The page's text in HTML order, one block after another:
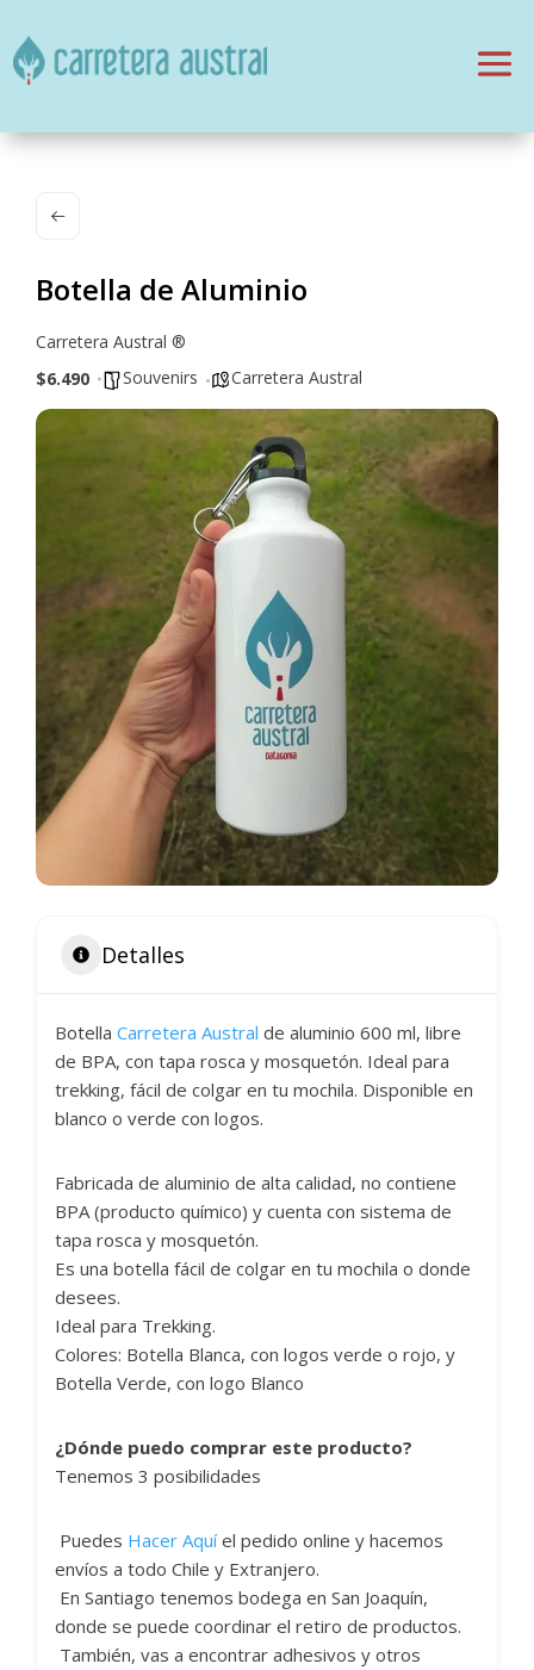
Botella de Aluminio
Carretera Austral ®
$6.490
Souvenirs Carretera Austral
Detalles
Botella Carretera Austral de aluminio 600 ml, libre
de BPA, con tapa rosca y mosquetón. Ideal para
trekking, fácil de colgar en tu mochila. Disponible en
blanco o verde con logos.
Fabricada de aluminio de alta calidad, no contiene
BPA (producto químico) y cuenta con sistema de
tapa rosca y mosquetón.
Es una botella fácil de colgar en tu mochila o donde
desees.
Ideal para Trekking.
Colores: Botella Blanca, con logos verde o rojo, y
Botella Verde, con logo Blanco
¿Dónde puedo comprar este producto?
Tenemos 3 posibilidades
Puedes Hacer Aquíel pedido online y hacemos
envíos a todo Chile y Extranjero.
En Santiago tenemos bodega en San Joaquín,
donde se puede coordinar el retiro de productos.
También, vas a encontrar adhesivos y otros